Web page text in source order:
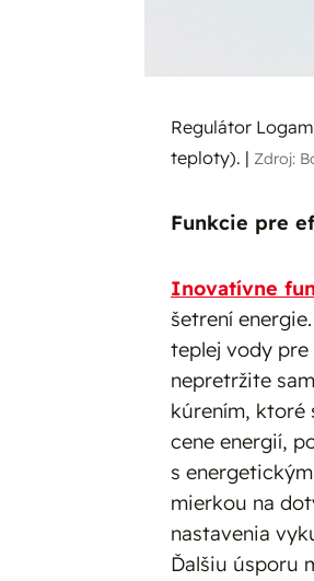
Regulátor
teploty). | Zdroj:
Funkcie pre
Inovatívne
šetrení
teplej vody pre
nepretržite
kúrením, ktoré
cene energií,
s
mierkou na
nastavenia
Ďalšiu úsporu